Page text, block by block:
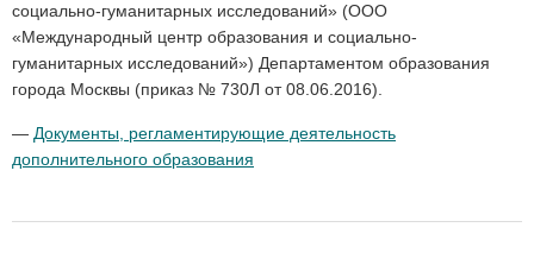
социально-гуманитарных исследований» (ООО
«Международный центр образования и социально-
гуманитарных исследований») Департаментом образования
города Москвы (приказ № 730Л от 08.06.2016).
— Документы, регламентирующие деятельность
дополнительного образования